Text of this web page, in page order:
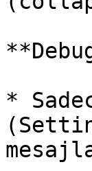
*